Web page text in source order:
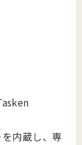
内蔵し、専